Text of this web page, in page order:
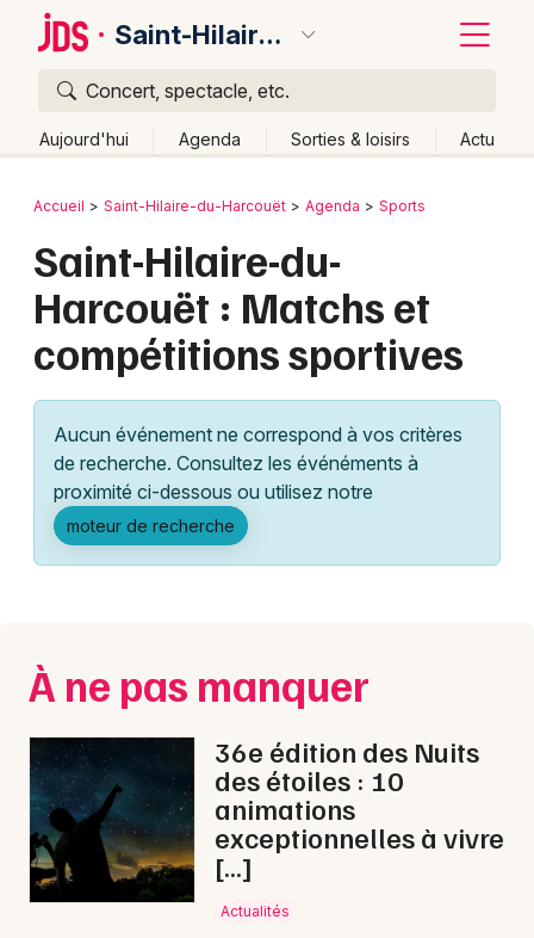
Saint-Hilaire-du-Harcouët
Concert, spectacle, etc.
Aujourd'hui Agenda Sorties & loisirs Actu
Publier un événement
Grands événements
Manifestations
Foires & salons
Sports
Soirées
Sorties famille
Expos
Bordeaux
Colmar
Lille
Lyon
Marseille
Mulhouse
Montpellier
Paris
Strasbourg
Toulouse
Toutes les villes
Retour
Accueil Saint-Hilaire-du-Harcouët Agenda Sports
Saint-Hilaire-du-
Harcouët : Matchs et
compétitions sportives
Aucun événement ne correspond à vos critères
de recherche. Consultez les événéments à
proximité ci-dessous ou utilisez notre
moteur de recherche
À ne pas manquer
36e édition des Nuits
des étoiles : 10
animations
exceptionnelles à vivre
[…]
Actualités
Quoi ?
Où ?
Basse-Normandie
Partout
Près de moi
Changer de lieu
Quand ?
Effacer les dates